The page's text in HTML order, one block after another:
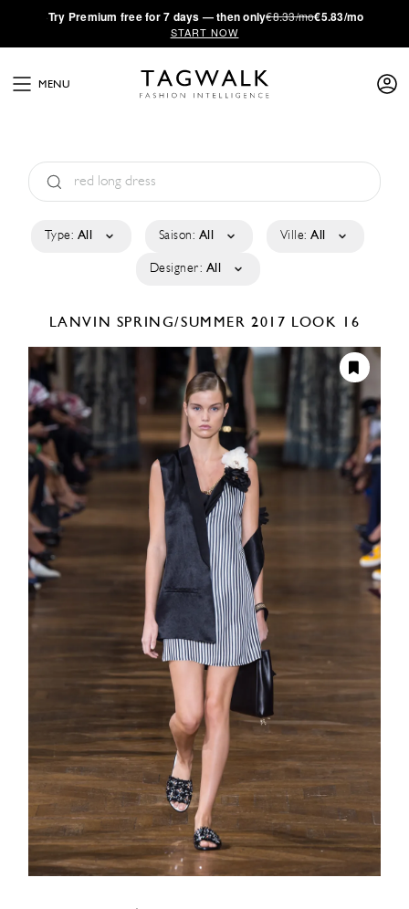
·Try Premium free for 7 days — then only€8.33/mo€5.83/mo
START NOW
MENU
Type: All Saison: All Ville: All
Designer: All
LANVIN SPRING/SUMMER 2017 LOOK 16